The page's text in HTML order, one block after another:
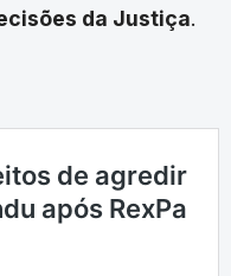
da Justiça.